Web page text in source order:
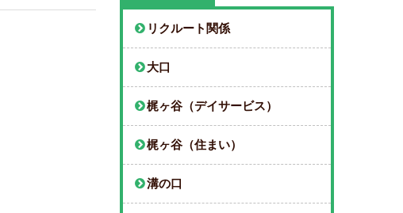
リクルート関係
大口
梶ヶ谷（デイサービス）
梶ヶ谷（住まい）
溝の口